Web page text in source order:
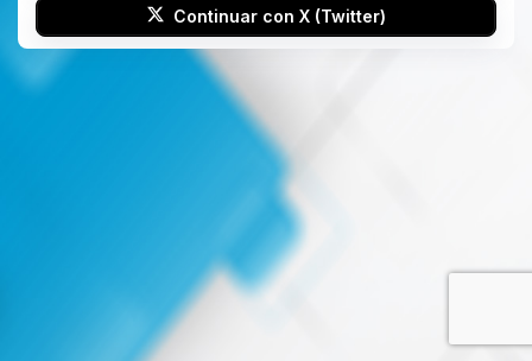
Continuar con X (Twitter)